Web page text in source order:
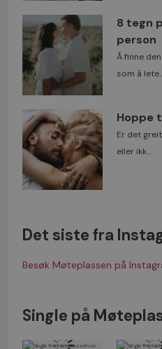
8 tegn
person
Å finne
som å
Hoppe
Er det
eller ikk...
Det siste fra
Besøk Møteplassen på
Single på